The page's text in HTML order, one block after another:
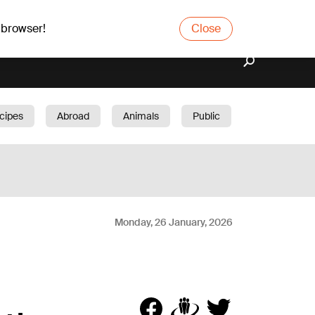
Close
Abroad Animals
Public
Monday, 26 January, 2026